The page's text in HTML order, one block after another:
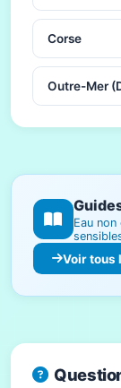
Corse
Outre-Mer
Eau
Voir tous